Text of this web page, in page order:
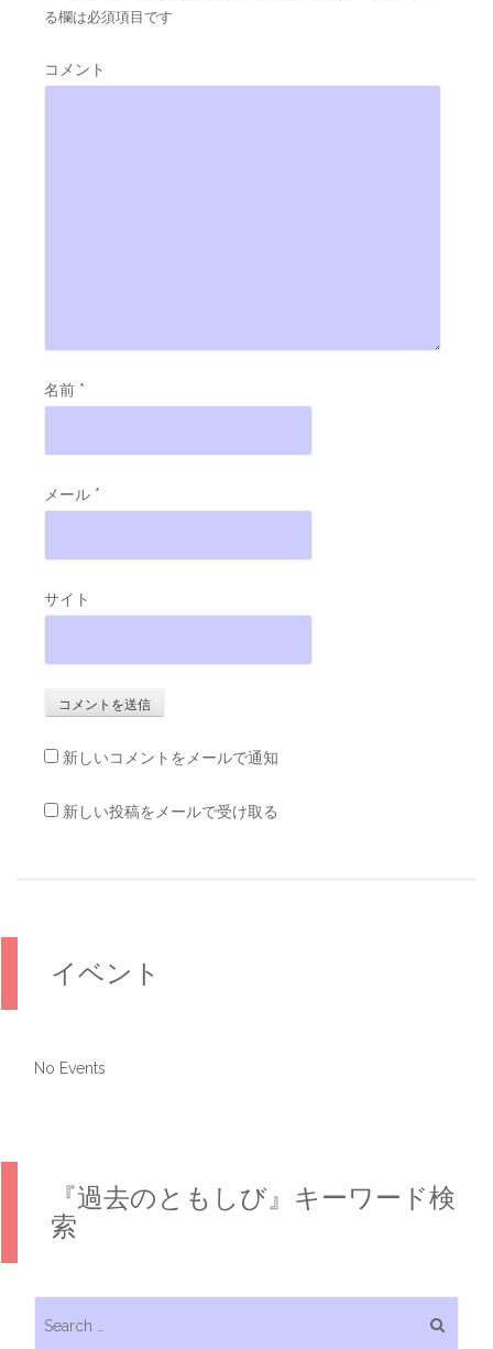
る欄は必須項目です
コメント
名前 *
メール *
サイト
新しいコメントをメールで通知
新しい投稿をメールで受け取る
イベント
No Events
『過去のともしび』キーワード検
索